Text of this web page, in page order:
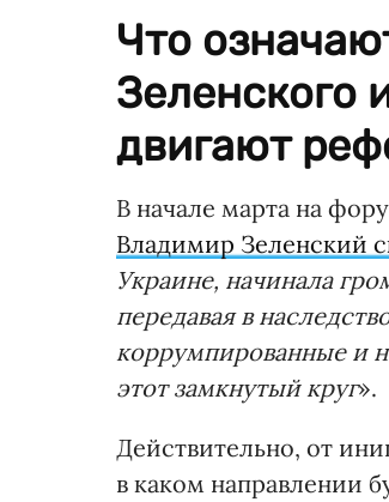
Что
Зеленского
двигают
В начале марта на
Владимир Зеленский
Украине, начинала
передавая в
коррумпированные и
этот замкнутый круг».
Действительно, от
в каком направлении